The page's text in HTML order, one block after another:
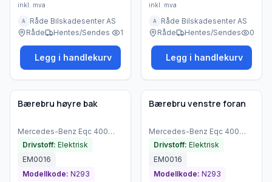
inkl. mva
A
Råde Bilskadesenter AS
Råde
Hentes/Sendes 1
Legg i handlekurv
inkl. mva
A
Råde Bilskadesenter AS
Råde
Hentes/Sendes 0
Legg i handlekurv
Brukt - god tilstand
Bedrift
Bærebru høyre bak
Mercedes-Benz Eqc 400
4matic(2021)
Drivstoff: Elektrisk
EM0016
Modellkode: N293
Brukt - god tilstand
Bedrift
Bærebru venstre foran
Mercedes-Benz Eqc 400
4matic(2021)
Drivstoff: Elektrisk
EM0016
Modellkode: N293